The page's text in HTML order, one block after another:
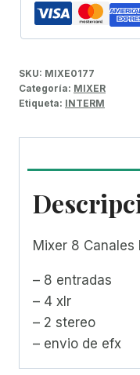
SKU: MIXE0177
Categoría: MIXER
Etiqueta: INTERM
Mixer 8 Canales
– 8 entradas
– 4 xlr
– 2 stereo
– envio de efx